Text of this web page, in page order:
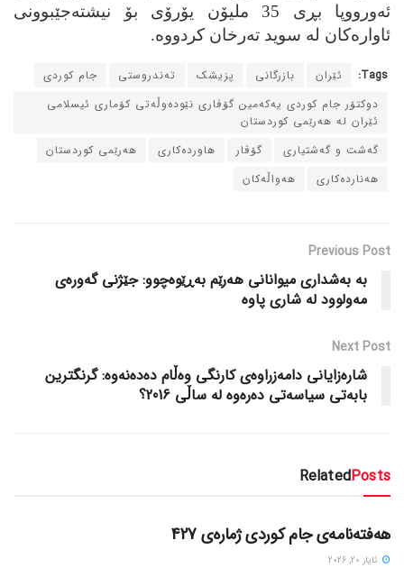
ئه‌ورووپا بڕی 35 ملیۆن یۆرۆی بۆ نیشته‌جێبوونی
ئاواره‌کان له‌ سوید ته‌رخان کردووه.
Tags: ئێران بازرگانی پزیشک ته‌ندروستی
جام کوردی
دوکتۆر جام کوردی یه‌که‌مین گۆڤاری نێوده‌وڵه‌تی کۆماری ئیسلامی
ئێران له‌ هه‌رێمی کوردستان
گه‌شت و گه‌شتیاری
گۆڤار هاورده‌کاری
هه‌رێمی کوردستان
هه‌نارده‌کاری
هه‌واڵه‌کان
Previous Post
به‌ به‌شداری میوانانی هه‌رێم به‌ڕێوه‌چوو: جێژنی گه‌وره‌ی
مه‌ولوود له‌ شاری پاوه‌
Next Post
شاره‌زایانی دامه‌زراوه‌ی کارنگی وه‌ڵام ده‌ده‌نه‌وه‌: گرنگترین
بابه‌تی سیاسه‌تی ده‌ره‌وه‌ له‌ ساڵی 2016؟
RelatedPosts
دسته‌بندی نشده
هەفتەنامەی جام کوردی ژمارەی 427
ئایار 20, 2026